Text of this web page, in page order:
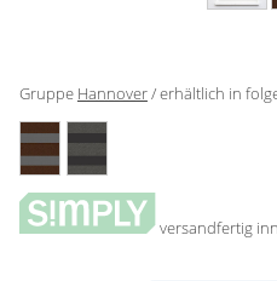
Gardinenstange
Panneaux
Gruppe Hannover/ erhältlich in
versandfertig